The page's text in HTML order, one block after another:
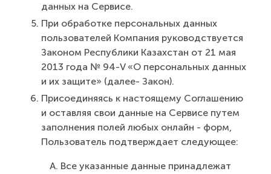
данных на Сервисе.
При обработке персональных данных
пользователей Компания руководствуется
Законом Республики Казахстан от 21 мая
2013 года № 94-V «О персональных данных
и их защите» (далее- Закон).
Присоединяясь к настоящему Соглашению
и оставляя свои данные на Сервисе путем
заполнения полей любых онлайн - форм,
Пользователь подтверждает следующее:
Все указанные данные принадлежат